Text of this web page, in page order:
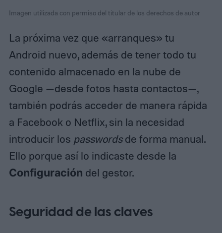
Imagen utilizada con permiso del titular de los derechos de autor
La próxima vez que «arranques» tu
Android nuevo, además de tener todo tu
contenido almacenado en la nube de
Google —desde fotos hasta contactos—,
también podrás acceder de manera rápida
a Facebook o Netflix, sin la necesidad
introducir los passwordsde forma manual.
Ello porque así lo indicaste desde la
Configuración del gestor.
Seguridad de las claves